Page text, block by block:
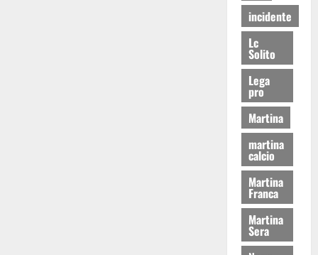
incidente
Lc
Solito
Lega
pro
Martina
martina
calcio
Martina
Franca
Martina
Sera